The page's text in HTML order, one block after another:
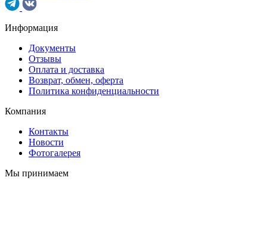
Информация
Документы
Отзывы
Оплата и доставка
Возврат, обмен, оферта
Политика конфиденциальности
Компания
Контакты
Новости
Фотогалерея
Мы принимаем